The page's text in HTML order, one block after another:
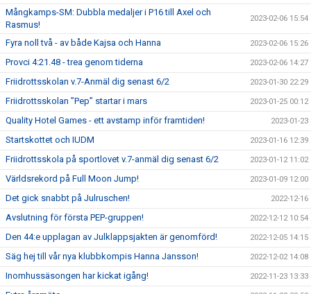
Mångkamps-SM: Dubbla medaljer i P16 till Axel och
Rasmus!
2023-02-06 15:54
Fyra noll två - av både Kajsa och Hanna 2023-02-06 15:26
Provci 4:21.48 - trea genom tiderna 2023-02-06 14:27
Friidrottsskolan v.7-Anmäl dig senast 6/2 2023-01-30 22:29
Friidrottsskolan ”Pep” startar i mars 2023-01-25 00:12
Quality Hotel Games - ett avstamp inför framtiden! 2023-01-23
Startskottet och IUDM 2023-01-16 12:39
Friidrottsskola på sportlovet v.7-anmäl dig senast 6/2 2023-01-12 11:02
Världsrekord på Full Moon Jump! 2023-01-09 12:00
Det gick snabbt på Julruschen! 2022-12-16
Avslutning för första PEP-gruppen! 2022-12-12 10:54
Den 44:e upplagan av Julklappsjakten är genomförd! 2022-12-05 14:15
Säg hej till vår nya klubbkompis Hanna Jansson! 2022-12-02 14:08
Inomhussäsongen har kickat igång! 2022-11-23 13:33